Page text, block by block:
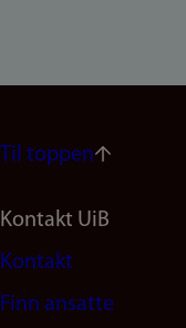
Til toppen
Footer
navigation
Kontakt UiB
Kontakt
Finn ansatte